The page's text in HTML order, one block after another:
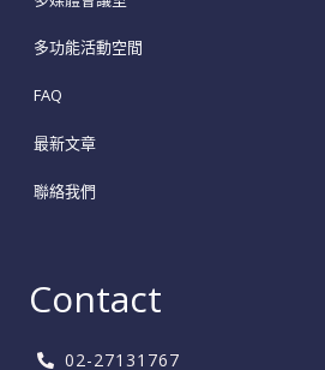
多功能活動空間
FAQ
最新文章
聯絡我們
Contact
02-27131767